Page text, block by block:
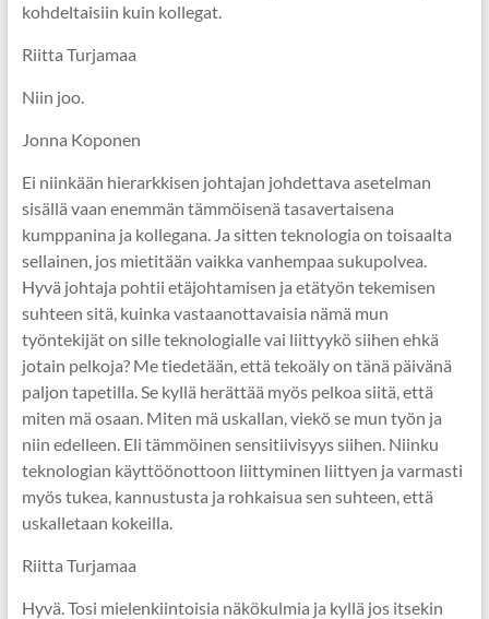
kohdeltaisiin kuin kollegat.
Riitta Turjamaa
Niin joo.
Jonna Koponen
Ei niinkään hierarkkisen johtajan johdettava asetelman
sisällä vaan enemmän tämmöisenä tasavertaisena
kumppanina ja kollegana. Ja sitten teknologia on toisaalta
sellainen, jos mietitään vaikka vanhempaa sukupolvea.
Hyvä johtaja pohtii etäjohtamisen ja etätyön tekemisen
suhteen sitä, kuinka vastaanottavaisia nämä mun
työntekijät on sille teknologialle vai liittyykö siihen ehkä
jotain pelkoja? Me tiedetään, että tekoäly on tänä päivänä
paljon tapetilla. Se kyllä herättää myös pelkoa siitä, että
miten mä osaan. Miten mä uskallan, viekö se mun työn ja
niin edelleen. Eli tämmöinen sensitiivisyys siihen. Niinku
teknologian käyttöönottoon liittyminen liittyen ja varmasti
myös tukea, kannustusta ja rohkaisua sen suhteen, että
uskalletaan kokeilla.
Riitta Turjamaa
Hyvä. Tosi mielenkiintoisia näkökulmia ja kyllä jos itsekin